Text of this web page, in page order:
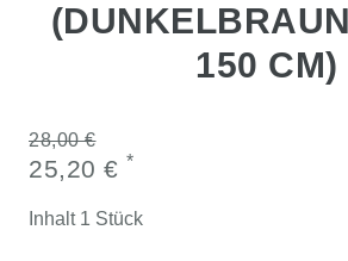
150 CM)
28,00 €
25,20 € *
Inhalt 1 Stück